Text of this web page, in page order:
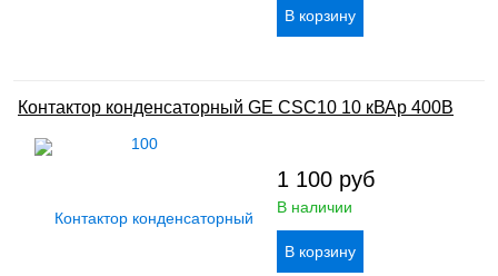
Контактор конденсаторный GE CSC10 10 кВАр 400В
1 100 руб
В наличии